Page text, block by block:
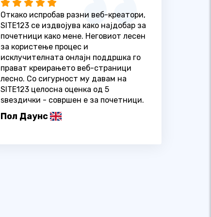
Откако испробав разни веб-креатори,
SITE123 се издвојува како најдобар за
почетници како мене. Неговиот лесен
за користење процес и
исклучителната онлајн поддршка го
прават креирањето веб-страници
лесно. Со сигурност му давам на
SITE123 целосна оценка од 5
ѕвездички - совршен е за почетници.
Пол Даунс